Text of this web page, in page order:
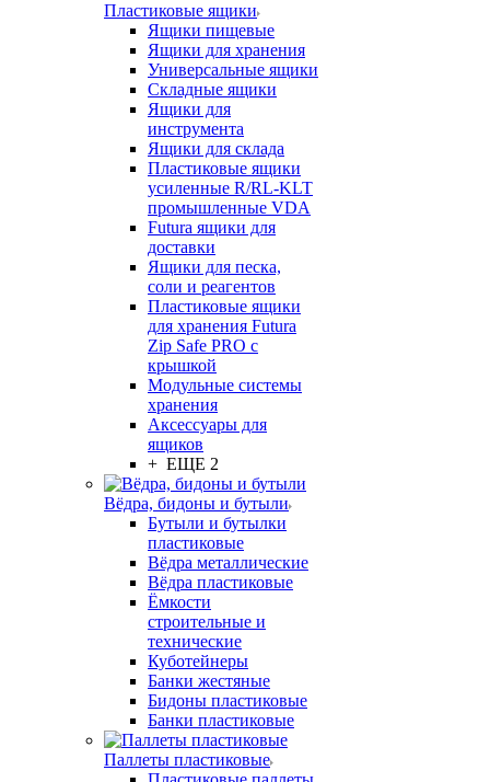
Пластиковые ящики
Ящики пищевые
Ящики для хранения
Универсальные ящики
Складные ящики
Ящики для
инструмента
Ящики для склада
Пластиковые ящики
усиленные R/RL-KLT
промышленные VDA
Futura ящики для
доставки
Ящики для песка,
соли и реагентов
Пластиковые ящики
для хранения Futura
Zip Safe PRO с
крышкой
Модульные системы
хранения
Аксессуары для
ящиков
+ ЕЩЕ 2
Вёдра, бидоны и бутыли
Бутыли и бутылки
пластиковые
Вёдра металлические
Вёдра пластиковые
Ёмкости
строительные и
технические
Куботейнеры
Банки жестяные
Бидоны пластиковые
Банки пластиковые
Паллеты пластиковые